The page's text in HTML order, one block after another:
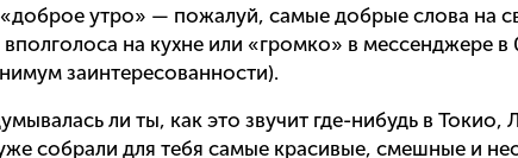
утро» — пожалуй, самые добрые слова на
на кухне или «громко» в мессенджере
заинтересованности).
ли ты, как это звучит где-нибудь в Токио,
собрали для тебя самые красивые, смешные и